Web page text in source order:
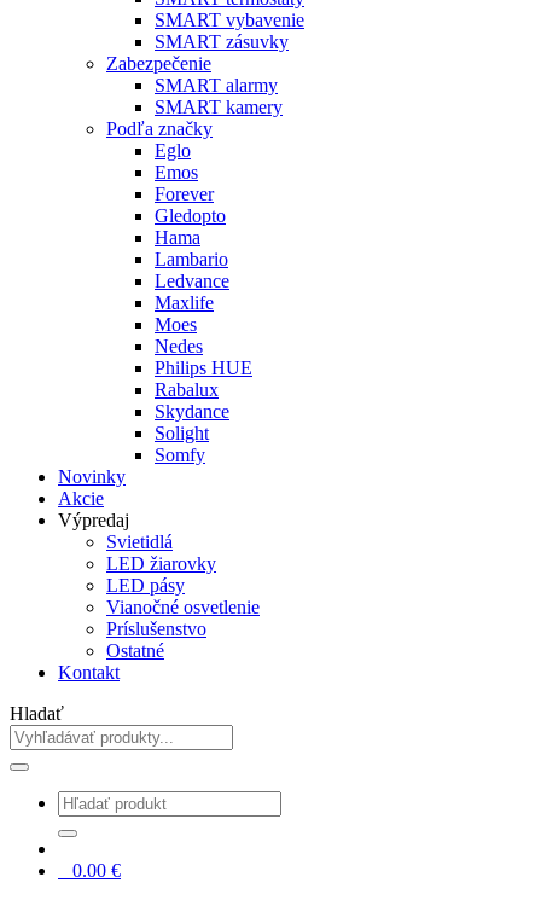
SMART vybavenie
SMART zásuvky
Zabezpečenie
SMART alarmy
SMART kamery
Podľa značky
Eglo
Emos
Forever
Gledopto
Hama
Lambario
Ledvance
Maxlife
Moes
Nedes
Philips HUE
Rabalux
Skydance
Solight
Somfy
Novinky
Akcie
Výpredaj
Svietidlá
LED žiarovky
LED pásy
Vianočné osvetlenie
Príslušenstvo
Ostatné
Kontakt
Hladať
0.00 €